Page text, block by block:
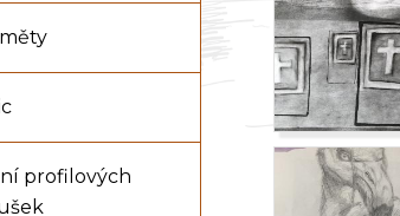
profilových